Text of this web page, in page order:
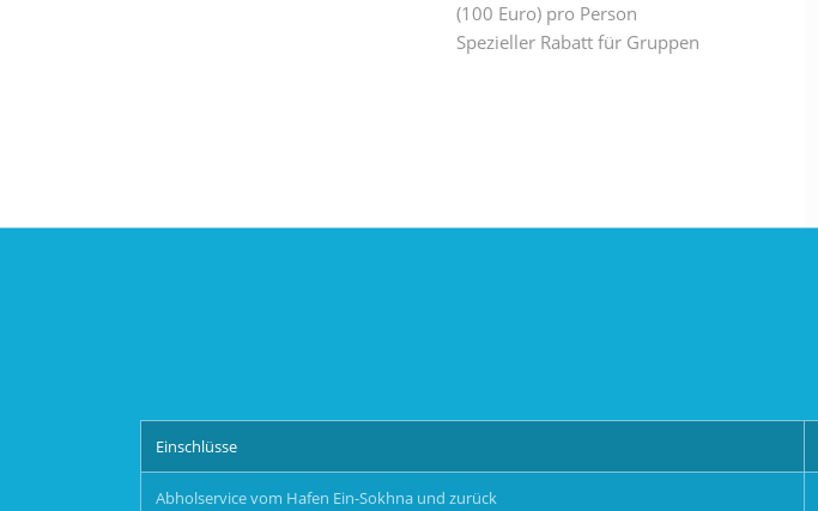
(100 Euro) pro Person
Spezieller Rabatt für Gruppen
Einschlüsse
Abholservice vom Hafen Ein-Sokhna und zurück